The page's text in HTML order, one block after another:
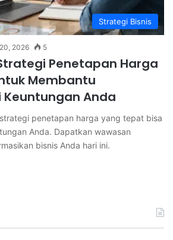
Strategi Bisnis
2026 5
Penetapan Harga
Membantu
Keuntungan Anda
penetapan harga yang tepat bisa
Anda. Dapatkan wawasan
bisnis Anda hari ini.